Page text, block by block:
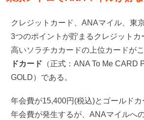
クレジットカード、ANAマイル、東
3つのポイントが貯まるクレジットカ
高いソラチカカードの上位カードが
ドカード （正式：ANA To Me CARD
GOLD）である。
年会費が15,400円(税込)とゴールド
年会費が発生するが、ANAマイルへ